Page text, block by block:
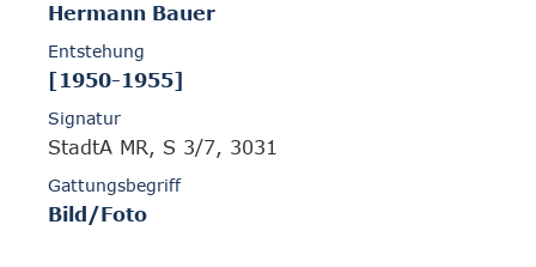
Hermann Bauer
Entstehung
[1950-1955]
Signatur
StadtA MR, S 3/7, 3031
Gattungsbegriff
Bild/Foto